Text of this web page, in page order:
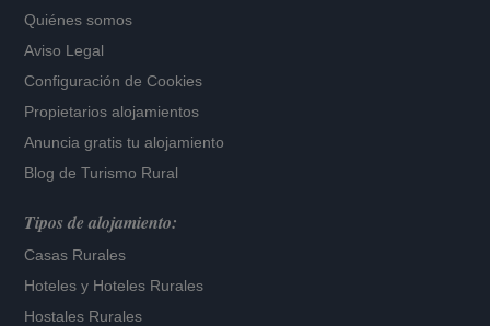
Quiénes somos
Aviso Legal
Configuración de Cookies
Propietarios alojamientos
Anuncia gratis tu alojamiento
Blog de Turismo Rural
Tipos de alojamiento:
Casas Rurales
Hoteles y Hoteles Rurales
Hostales Rurales